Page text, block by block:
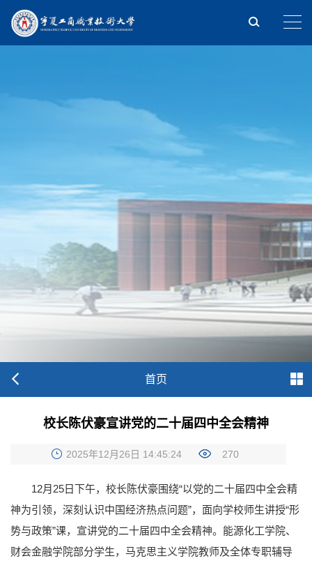
首页
校长陈伏豪宣讲党的二十届四中全会精神
2025年12月26日 14:45:24 270
12月25日下午，校长陈伏豪围绕“以党的二十届四中全会精
神为引领，深刻认识中国经济热点问题”，面向学校师生讲授“形
势与政策”课，宣讲党的二十届四中全会精神。能源化工学院、
财会金融学院部分学生，马克思主义学院教师及全体专职辅导